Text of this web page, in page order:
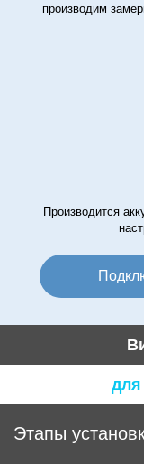
производим
Производится
для
Этапы